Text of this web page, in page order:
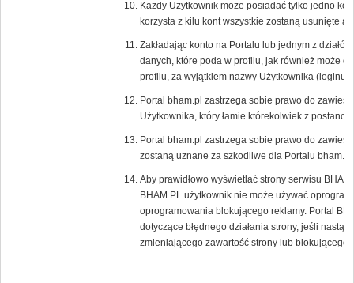
Każdy Użytkownik może posiadać tylko jedno
korzysta z kilu kont wszystkie zostaną usunięte
Zakładając konto na Portalu lub jednym z
danych, które poda w profilu, jak również może
profilu, za wyjątkiem nazwy Użytkownika
Portal bham.pl zastrzega sobie prawo do
Użytkownika, który łamie którekolwiek z
Portal bham.pl zastrzega sobie prawo do
zostaną uznane za szkodliwe dla Portalu bham.pl.
Aby prawidłowo wyświetlać strony serwisu
BHAM.PL użytkownik nie może używać
oprogramowania blokującego reklamy. Portal
dotyczące błędnego działania strony, jeśli
zmieniającego zawartość strony lub blokującego